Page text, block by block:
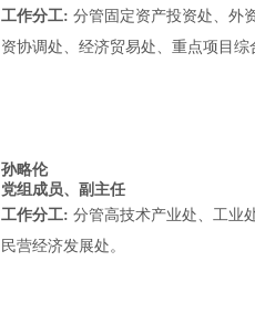
工作分工: 分管固定资产投资处、外
资协调处、经济贸易处、重点项目综
孙略伦
党组成员、副主任
工作分工: 分管高技术产业处、工业
民营经济发展处。